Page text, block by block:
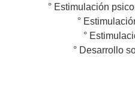
° Estimulación
°
°
° Desarrollo